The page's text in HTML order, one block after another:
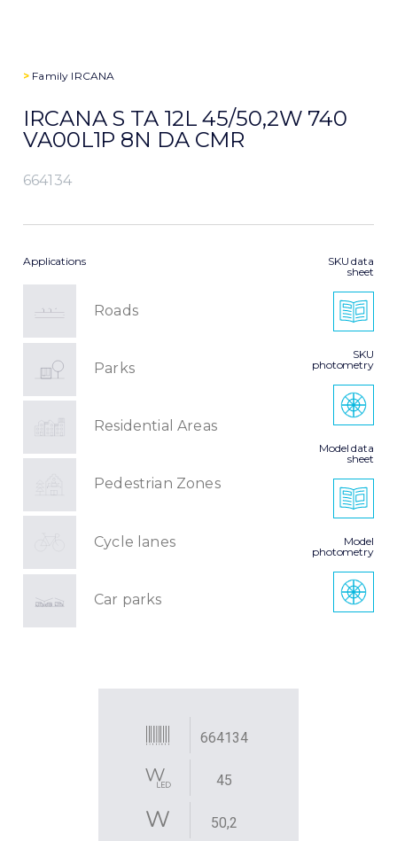
> Family IRCANA
IRCANA S TA 12L 45/50,2W 740
VA00L1P 8N DA CMR
664134
Applications
Roads
Parks
Residential Areas
Pedestrian Zones
Cycle lanes
Car parks
SKU data
sheet
SKU
photometry
Model data
sheet
Model
photometry
664134
45
50,2